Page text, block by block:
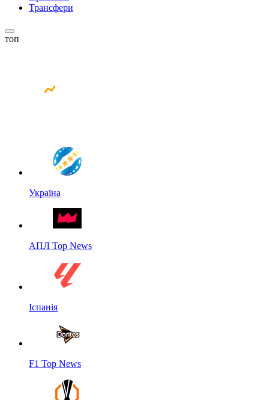
Трансфери
топ
Україна
АПЛ Top News
Іспанія
F1 Top News